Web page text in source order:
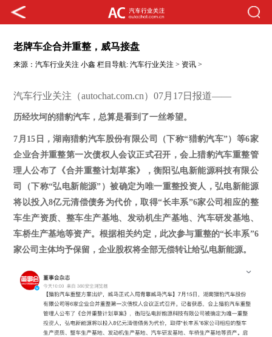
老牌车企合并重整，威马接盘
来源：汽车行业关注 小鑫 栏目导航:汽车行业关注 > 资讯 >
汽车行业关注（autochat.com.cn）07月17日报道——
历经坎坷的猎豹汽车，总算是看到了一丝希望。
7月15日，湖南猎豹汽车股份有限公司（下称“猎豹汽车”）等6家
企业合并重整第一次债权人会议正式召开 ，会上猎豹汽车重整管
理人公布了《合并重整计划草案》，衡阳弘电新能源科技有限公
司（下称“弘电新能源”）被确定为唯一重整投资人，弘电新能源
将以投入8亿元清偿债务为代价，取得“长丰系”6家公司相应的整
车生产资质、整车生产基地、发动机生产基地、汽车研发基地、
车桥生产基地等资产。根据相关约定，此次参与重整的“长丰系”6
家公司主体均予保留，企业股权将全部无偿转让给弘电新能源。